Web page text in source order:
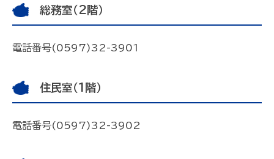
総務室（2階）
電話番号(0597)32-3901
住民室（1階）
電話番号(0597)32-3902